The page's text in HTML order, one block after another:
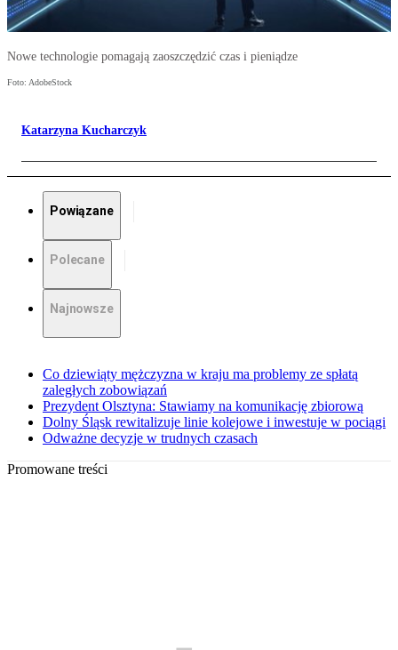
Nowe technologie pomagają zaoszczędzić czas i pieniądze
Foto: AdobeStock
Katarzyna Kucharczyk
Powiązane
Polecane
Najnowsze
Co dziewiąty mężczyzna w kraju ma problemy ze spłatą
zaległych zobowiązań
Prezydent Olsztyna: Stawiamy na komunikację zbiorową
Dolny Śląsk rewitalizuje linie kolejowe i inwestuje w pociągi
Odważne decyzje w trudnych czasach
Promowane treści